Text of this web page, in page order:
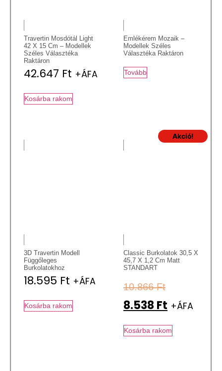
Travertin Mosdótál Light
42 X 15 Cm – Modellek
Széles Választéka
Raktáron
42.647 Ft +ÁFA
Kosárba rakom
Emlékérem Mozaik –
Modellek Széles
Választéka Raktáron
Tovább
3D Travertin Modell
Függőleges
Burkolatokhoz
18.595 Ft +ÁFA
Kosárba rakom
Akció!
Classic Burkolatok 30,5 X
45,7 X 1,2 Cm Matt
STANDART
10.866Ft
8.538 Ft +ÁFA
Kosárba rakom